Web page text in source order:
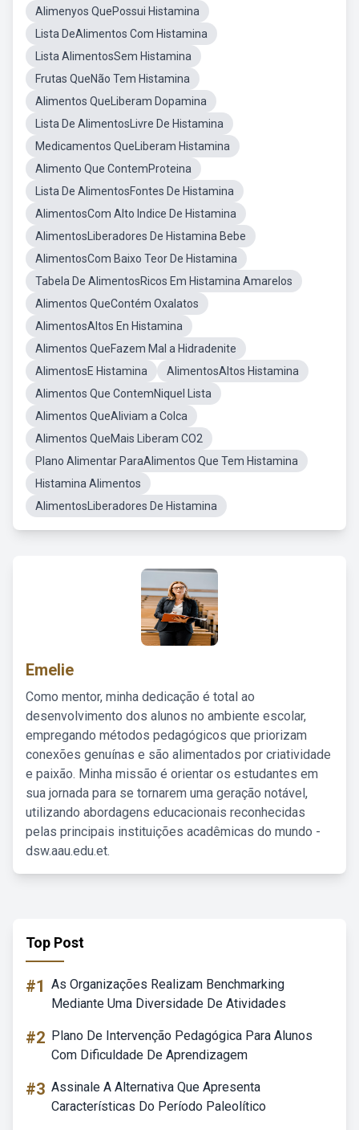
Alimenyos QuePossui Histamina
Lista DeAlimentos Com Histamina
Lista AlimentosSem Histamina
Frutas QueNão Tem Histamina
Alimentos QueLiberam Dopamina
Lista De AlimentosLivre De Histamina
Medicamentos QueLiberam Histamina
Alimento Que ContemProteina
Lista De AlimentosFontes De Histamina
AlimentosCom Alto Indice De Histamina
AlimentosLiberadores De Histamina Bebe
AlimentosCom Baixo Teor De Histamina
Tabela De AlimentosRicos Em Histamina Amarelos
Alimentos QueContém Oxalatos
AlimentosAltos En Histamina
Alimentos QueFazem Mal a Hidradenite
AlimentosE Histamina
AlimentosAltos Histamina
Alimentos Que ContemNiquel Lista
Alimentos QueAliviam a Colca
Alimentos QueMais Liberam CO2
Plano Alimentar ParaAlimentos Que Tem Histamina
Histamina Alimentos
AlimentosLiberadores De Histamina
Emelie
Como mentor, minha dedicação é total ao
desenvolvimento dos alunos no ambiente escolar,
empregando métodos pedagógicos que priorizam
conexões genuínas e são alimentados por criatividade
e paixão. Minha missão é orientar os estudantes em
sua jornada para se tornarem uma geração notável,
utilizando abordagens educacionais reconhecidas
pelas principais instituições acadêmicas do mundo -
dsw.aau.edu.et.
Top Post
#1 As Organizações Realizam Benchmarking
Mediante Uma Diversidade De Atividades
#2 Plano De Intervenção Pedagógica Para Alunos
Com Dificuldade De Aprendizagem
#3 Assinale A Alternativa Que Apresenta
Características Do Período Paleolítico